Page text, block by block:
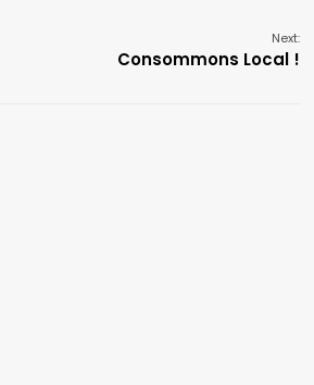
Next:
Consommons Local !